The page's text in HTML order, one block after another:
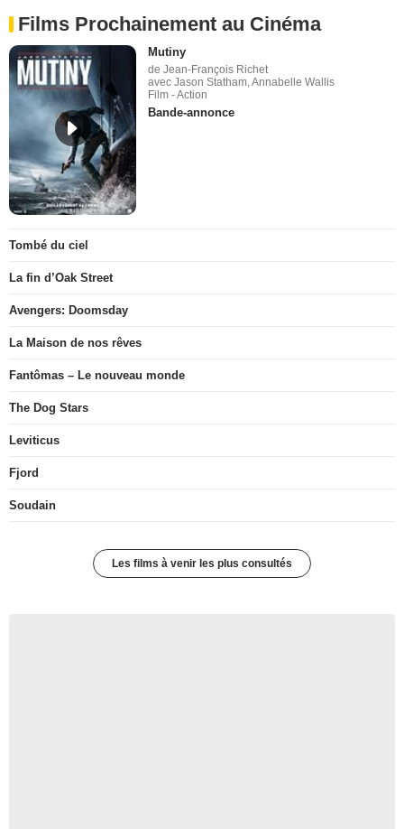
Films Prochainement au Cinéma
Mutiny
de Jean-François Richet
avec Jason Statham, Annabelle Wallis
Film - Action
Bande-annonce
Tombé du ciel
La fin d’Oak Street
Avengers: Doomsday
La Maison de nos rêves
Fantômas – Le nouveau monde
The Dog Stars
Leviticus
Fjord
Soudain
Les films à venir les plus consultés